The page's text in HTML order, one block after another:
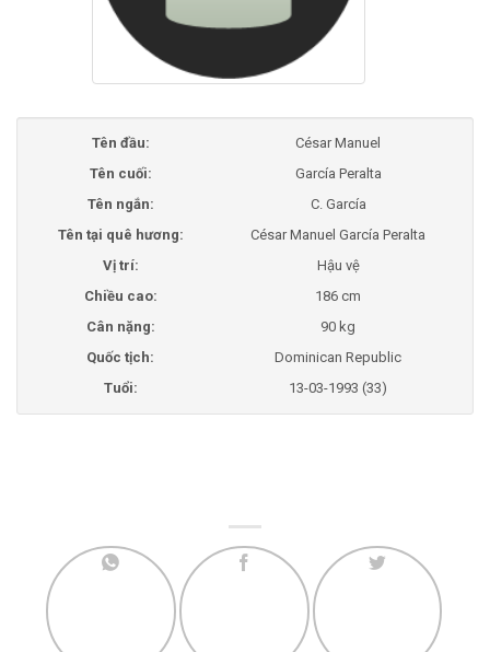
Tên đầu:
César Manuel
Tên cuối:
García Peralta
Tên ngắn:
C. García
Tên tại quê hương:
César Manuel García Peralta
Vị trí:
Hậu vệ
Chiều cao:
186 cm
Cân nặng:
90 kg
Quốc tịch:
Dominican Republic
Tuổi:
13-03-1993 (33)